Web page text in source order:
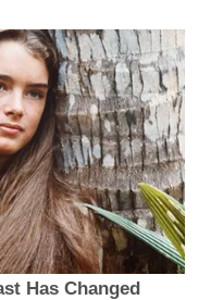
Has Changed